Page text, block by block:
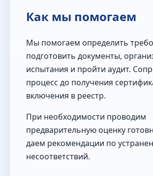
Как мы помогаем
Мы помогаем определить
подготовить документы,
испытания и пройти аудит.
процесс до получения
включения в реестр.
При необходимости проводим
предварительную оценку
даем рекомендации по
несоответствий.